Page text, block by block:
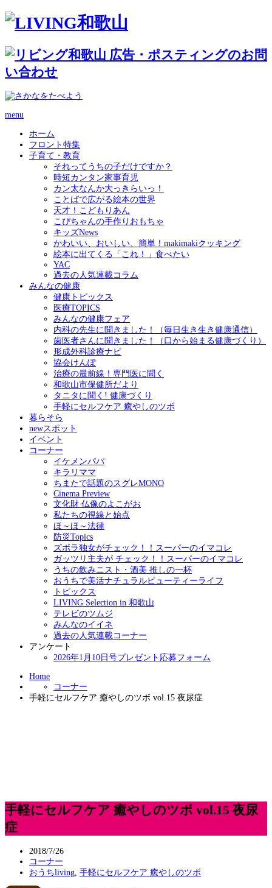
menu
ホーム
フロント特集
子育て・教育
それってうちの子だけですか？
時短カンタン家事育児
カン太なんか大っきらいっ！
ことばで広がる絵本の世界
天才！こどもりあん
こぴちゃんの手作りおもちゃ
キッズNews
かわいい、おいしい、簡単！makimakiクッキング
絵本に出てくる「これ！」食べたい
YAC
過去の人気連載コラム
みんなの健康
健康トピックス
医療TOPICS
みんなの健康フェア
内科の先生に聞きました！（毎日生き生き健康通信）
歯医者さんに聞きました！（口から始まる健康づくり）
形成外科診療ナビ
協会けんぽ
治療の最前線！専門医に聞く
和歌山市保健所だより
タニタに聞く! 健康づくり
手軽にセルフケア 癒やしのツボ
暮らそら
newスポット
イベント
コーナー
イケメンパパ
キラリママ
ちまたで話題のスグレMONO
Cinema Preview
文化財 仏像のよこがお
私たちの視線と始点
ほ～ほ～法律
防災Topics
ズボラ独女がチェック！！スーパーのイマコレ
ガッツリ主夫が チェック！！スーパーのイマコレ
うちの飲みニスト・酒美 推しの一杯
おうちで美活ナチュラルビューティーライフ
トピックス
LIVING Selection in 和歌山
テレビのツムジ
みんなのイイネ
過去の人気連載コーナー
アンケート
2026年1月10日号プレゼント応募フォーム
Home
コーナー
手軽にセルフケア 癒やしのツボ vol.15 夜尿症
手軽にセルフケア 癒やしのツボ vol.15 夜尿
症
2018/7/26
コーナー
おうちliving 手軽にセルフケア 癒やしのツボ